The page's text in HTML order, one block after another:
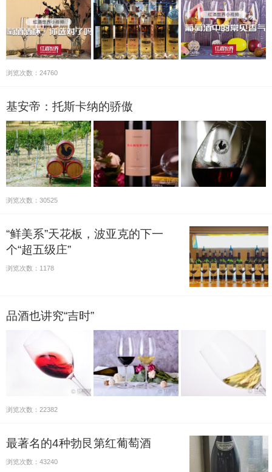
浏览次数：24760
基安帝：托斯卡纳的骄傲
浏览次数：30525
“鲜美系”天花板，波亚克的下一
个“超五级庄”
浏览次数：1178
品酒也讲究“吉时”
浏览次数：22382
最著名的4种勃艮第红葡萄酒
浏览次数：43240